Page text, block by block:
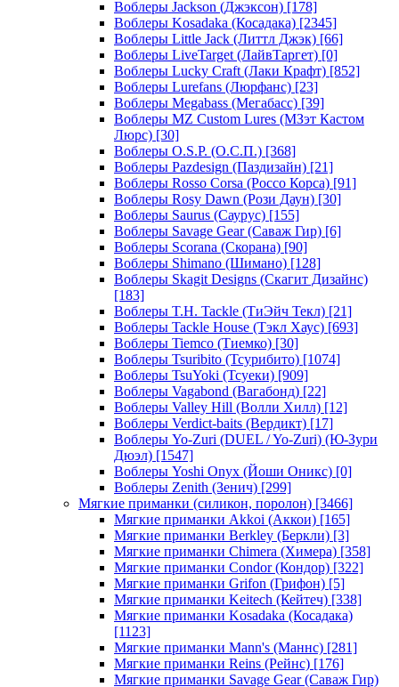
Воблеры Jackson (Джэксон) [178]
Воблеры Kosadaka (Косадака) [2345]
Воблеры Little Jack (Литтл Джэк) [66]
Воблеры LiveTarget (ЛайвТаргет) [0]
Воблеры Lucky Craft (Лаки Крафт) [852]
Воблеры Lurefans (Люрфанс) [23]
Воблеры Megabass (Мегабасс) [39]
Воблеры MZ Custom Lures (МЗэт Кастом
Люрс) [30]
Воблеры O.S.P. (О.С.П.) [368]
Воблеры Pazdesign (Паздизайн) [21]
Воблеры Rosso Corsa (Россо Корса) [91]
Воблеры Rosy Dawn (Рози Даун) [30]
Воблеры Saurus (Саурус) [155]
Воблеры Savage Gear (Саваж Гир) [6]
Воблеры Scorana (Скорана) [90]
Воблеры Shimano (Шимано) [128]
Воблеры Skagit Designs (Скагит Дизайнс)
[183]
Воблеры T.H. Tackle (ТиЭйч Текл) [21]
Воблеры Tackle House (Тэкл Хаус) [693]
Воблеры Tiemco (Тиемко) [30]
Воблеры Tsuribito (Тсурибито) [1074]
Воблеры TsuYoki (Тсуеки) [909]
Воблеры Vagabond (Вагабонд) [22]
Воблеры Valley Hill (Волли Хилл) [12]
Воблеры Verdict-baits (Вердикт) [17]
Воблеры Yo-Zuri (DUEL / Yo-Zuri) (Ю-Зури
Дюэл) [1547]
Воблеры Yoshi Onyx (Йоши Оникс) [0]
Воблеры Zenith (Зенич) [299]
Мягкие приманки (силикон, поролон) [3466]
Мягкие приманки Akkoi (Аккои) [165]
Мягкие приманки Berkley (Беркли) [3]
Мягкие приманки Chimera (Химера) [358]
Мягкие приманки Condor (Кондор) [322]
Мягкие приманки Grifon (Грифон) [5]
Мягкие приманки Keitech (Кейтеч) [338]
Мягкие приманки Kosadaka (Косадака)
[1123]
Мягкие приманки Mann's (Маннс) [281]
Мягкие приманки Reins (Рейнс) [176]
Мягкие приманки Savage Gear (Саваж Гир)